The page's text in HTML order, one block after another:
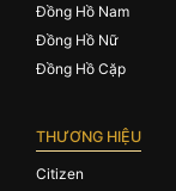
Đồng Hồ Nam
Đồng Hồ Nữ
Đồng Hồ Cặp
THƯƠNG HIỆU
Citizen